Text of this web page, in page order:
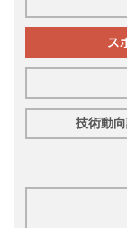
ス
技術動